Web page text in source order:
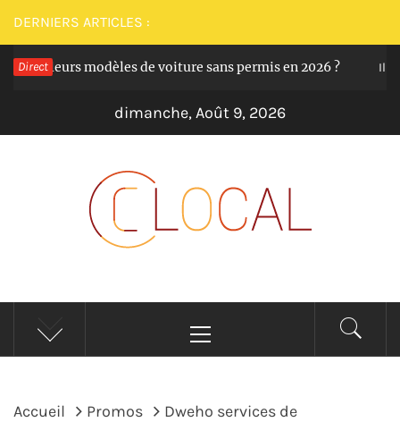
Passer
au
contenu
DERNIERS ARTICLES :
Direct
meilleurs modèles de voiture sans permis en 2026 ? Il y
dimanche, Août 9, 2026
CLOCAL
De la proximité dans vos services
principal
Accueil Promos
Dweho services de